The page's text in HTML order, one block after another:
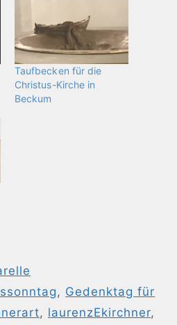
Taufbecken für die
Christus-Kirche in
Beckum
, Gedenktag für
, laurenzEkirchner,